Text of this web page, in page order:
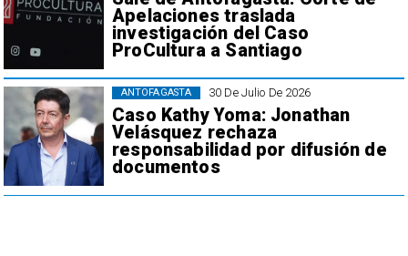
Apelaciones traslada
investigación del Caso
ProCultura a Santiago
30 De Julio De 2026
Caso Kathy Yoma: Jonathan
Velásquez rechaza
responsabilidad por difusión de
documentos
ANTOFAGASTA